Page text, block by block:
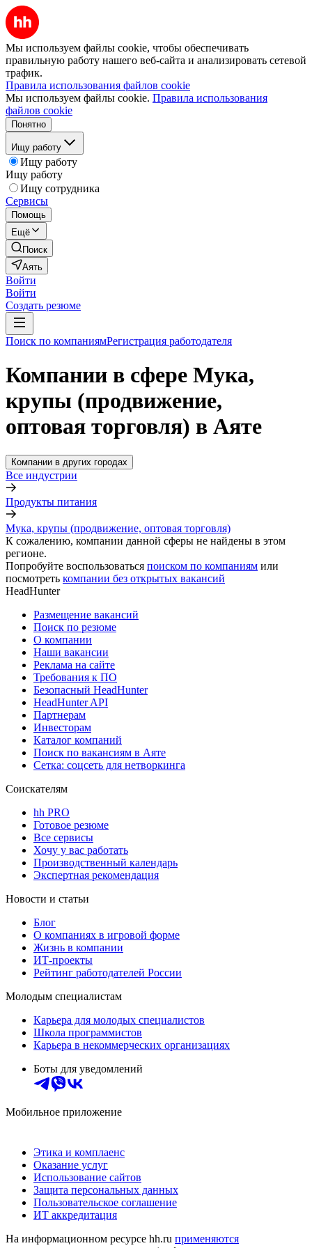
Мы используем файлы cookie, чтобы обеспечивать
правильную работу нашего веб-сайта и анализировать сетевой
трафик.
Правила использования файлов cookie
Мы используем файлы cookie. Правила использования
файлов cookie
Понятно
Ищу работу
Ищу работу
Ищу работу
Ищу сотрудника
Сервисы
Помощь
Ещё
Поиск
Аять
Войти
Войти
Создать резюме
Поиск по компаниямРегистрация работодателя
Компании в сфере Мука,
крупы (продвижение,
оптовая торговля) в Аяте
Компании в других городах
Все индустрии
Продукты питания
Мука, крупы (продвижение, оптовая торговля)
К сожалению, компании данной сферы не найдены в этом
регионе.
Попробуйте воспользоваться поиском по компаниям или
посмотреть компании без открытых вакансий
HeadHunter
Размещение вакансий
Поиск по резюме
О компании
Наши вакансии
Реклама на сайте
Требования к ПО
Безопасный HeadHunter
HeadHunter API
Партнерам
Инвесторам
Каталог компаний
Поиск по вакансиям в Аяте
Сетка: соцсеть для нетворкинга
Соискателям
hh PRO
Готовое резюме
Все сервисы
Хочу у вас работать
Производственный календарь
Экспертная рекомендация
Новости и статьи
Блог
О компаниях в игровой форме
Жизнь в компании
ИТ-проекты
Рейтинг работодателей России
Молодым специалистам
Карьера для молодых специалистов
Школа программистов
Карьера в некоммерческих организациях
Боты для уведомлений
Мобильное приложение
Этика и комплаенс
Оказание услуг
Использование сайтов
Защита персональных данных
Пользовательское соглашение
ИТ аккредитация
На информационном ресурсе hh.ru применяются